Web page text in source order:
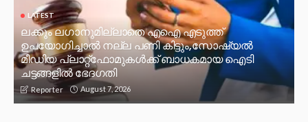
LATEST
ലക്കും ലഗാനുമില്ലാതെ എഐ എടുത്ത്
ഉപയോഗിച്ചാല്‍ നല്ല പണി കിട്ടും,സോഷ്യല്‍
മീഡിയ പ്ലാറ്റ്‌ഫോമുകള്‍ക്ക് ബാധകമായ ഐടി
ചട്ടങ്ങളില്‍ ഭേദഗതി
Reporter August 7, 2026